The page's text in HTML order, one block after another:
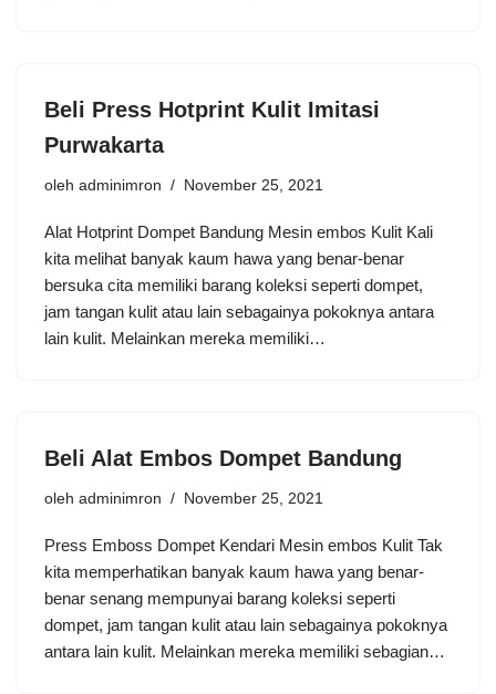
Beli Press Hotprint Kulit Imitasi
Purwakarta
oleh adminimron November 25, 2021
Alat Hotprint Dompet Bandung Mesin embos Kulit Kali
kita melihat banyak kaum hawa yang benar-benar
bersuka cita memiliki barang koleksi seperti dompet,
jam tangan kulit atau lain sebagainya pokoknya antara
lain kulit. Melainkan mereka memiliki…
Beli Alat Embos Dompet Bandung
oleh adminimron November 25, 2021
Press Emboss Dompet Kendari Mesin embos Kulit Tak
kita memperhatikan banyak kaum hawa yang benar-
benar senang mempunyai barang koleksi seperti
dompet, jam tangan kulit atau lain sebagainya pokoknya
antara lain kulit. Melainkan mereka memiliki sebagian…